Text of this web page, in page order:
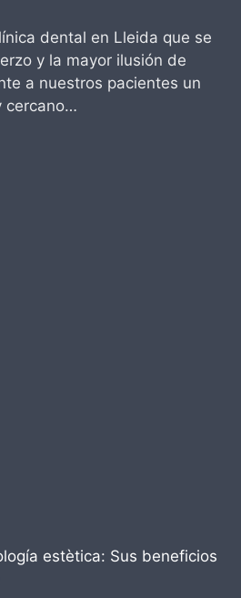
dental en Lleida que se
y la mayor ilusión de
a nuestros pacientes un
cercano…
estètica: Sus beneficios